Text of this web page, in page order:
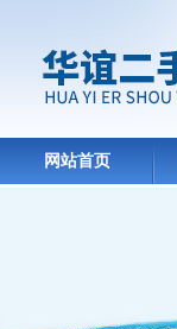
网站首页